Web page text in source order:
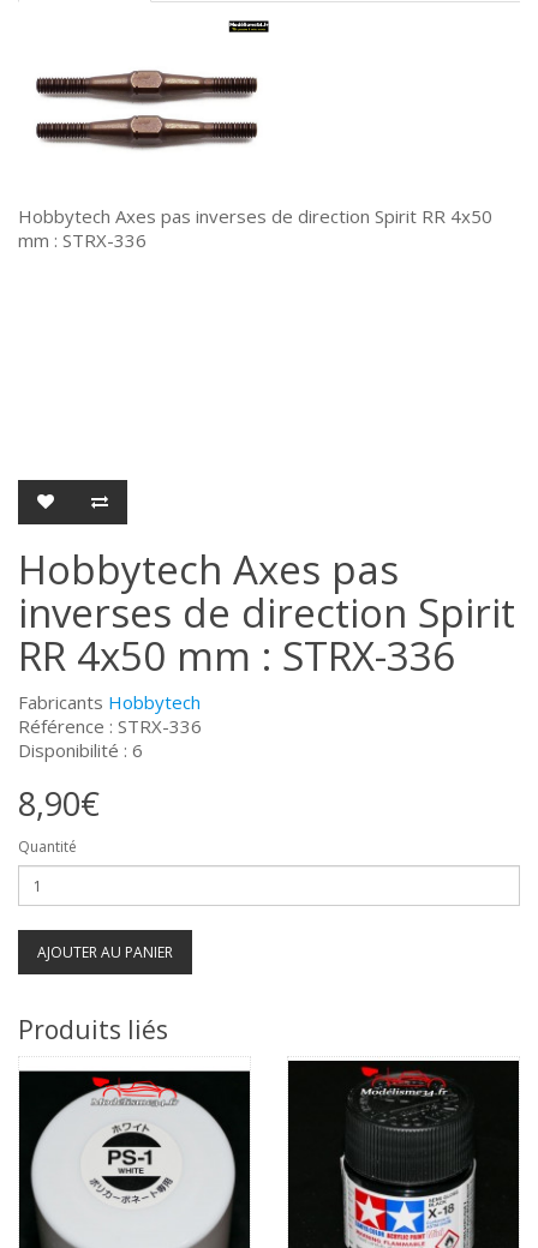
Hobbytech Axes pas inverses de direction Spirit RR 4x50
mm : STRX-336
Hobbytech Axes pas
inverses de direction Spirit
RR 4x50 mm : STRX-336
Fabricants Hobbytech
Référence : STRX-336
Disponibilité : 6
8,90€
Quantité
AJOUTER AU PANIER
Produits liés